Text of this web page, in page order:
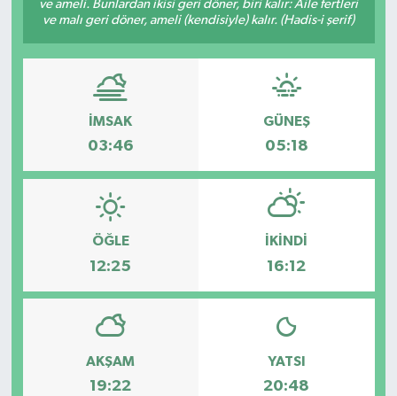
ve ameli. Bunlardan ikisi geri döner, biri kalır: Âile fertleri
ve malı geri döner, ameli (kendisiyle) kalır. (Hadis-i şerif)
İMSAK
03:46
GÜNEŞ
05:18
ÖĞLE
12:25
İKINDI
16:12
AKŞAM
19:22
YATSI
20:48